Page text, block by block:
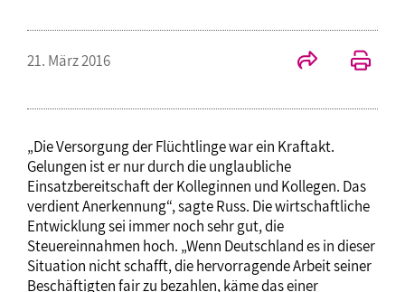
21. März 2016
„Die Versorgung der Flüchtlinge war ein Kraftakt.
Gelungen ist er nur durch die unglaubliche
Einsatzbereitschaft der Kolleginnen und Kollegen. Das
verdient Anerkennung“, sagte Russ. Die wirtschaftliche
Entwicklung sei immer noch sehr gut, die
Steuereinnahmen hoch. „Wenn Deutschland es in dieser
Situation nicht schafft, die hervorragende Arbeit seiner
Beschäftigten fair zu bezahlen, käme das einer